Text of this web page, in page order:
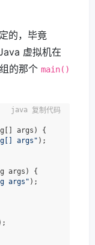
的，毕竟
虚拟机在
的那个 main()
args)
{
args" );
args)
{
args" );
复制代码